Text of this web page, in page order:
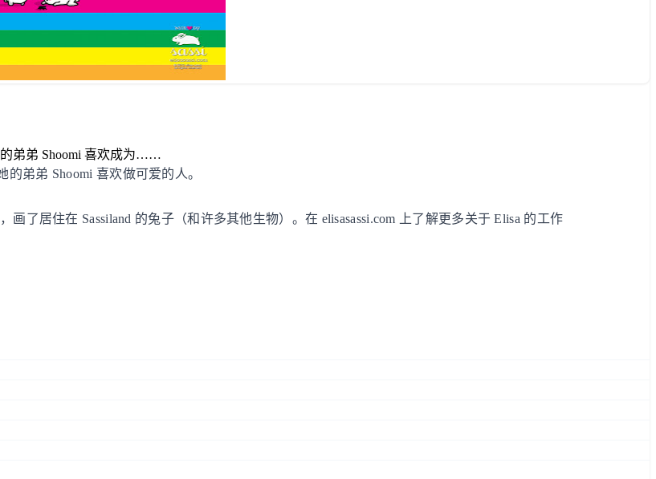
弟弟 Shoomi 喜欢成为……
弟弟 Shoomi 喜欢做可爱的人。
了居住在 Sassiland 的兔子（和许多其他生物）。在 elisasassi.com 上了解更多关于 Elisa 的工作